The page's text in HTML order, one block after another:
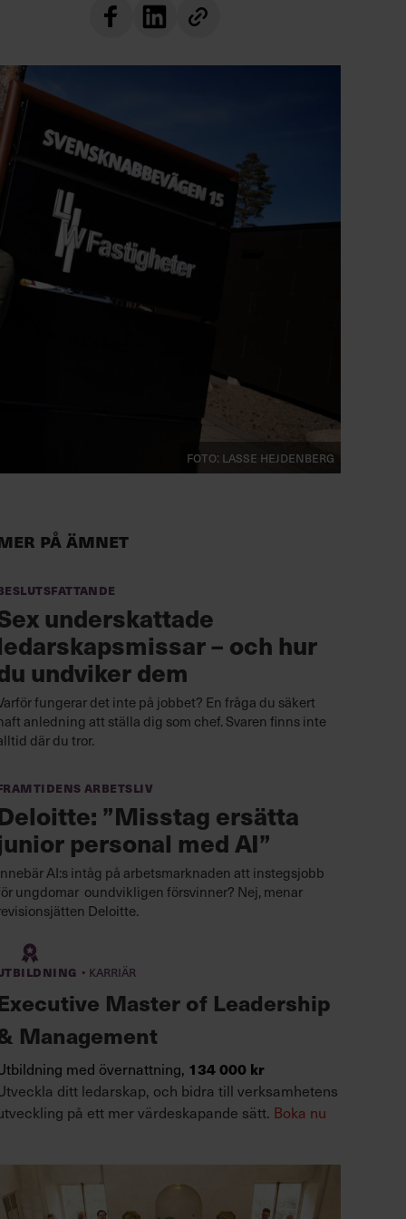
FOTO: LASSE HEJDENBERG
på ämnet
underskattade
– och hur
undviker dem
fungerar det inte på jobbet? En fråga du säkert
anledning att ställa dig som chef. Svaren finns inte
där du tror.
arbetsliv
”Misstag ersätta
personal med AI”
AI:s intåg på arbetsmarknaden att instegsjobb
ungdomar oundvikligen försvinner? Nej, menar
Deloitte.
· Karriär
Master of Leadership
Management
med övernattning, 134 000 kr
ditt ledarskap, och bidra till verksamhetens
på ett mer värdeskapande sätt. Boka nu